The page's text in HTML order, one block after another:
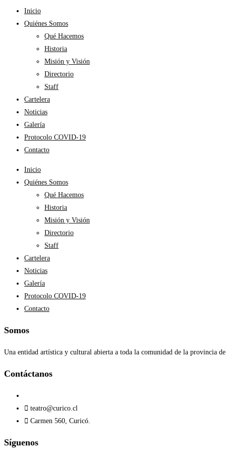
Inicio
Quiénes Somos
Qué Hacemos
Historia
Misión y Visión
Directorio
Staff
Cartelera
Noticias
Galería
Protocolo COVID-19
Contacto
Inicio
Quiénes Somos
Qué Hacemos
Historia
Misión y Visión
Directorio
Staff
Cartelera
Noticias
Galería
Protocolo COVID-19
Contacto
Somos
Una entidad artística y cultural abierta a toda la comunidad de la provincia
Contáctanos​
teatro@curico.cl
Carmen 560, Curicó.
Síguenos